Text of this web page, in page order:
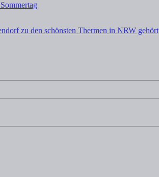
zu den schönsten Thermen in NRW gehört